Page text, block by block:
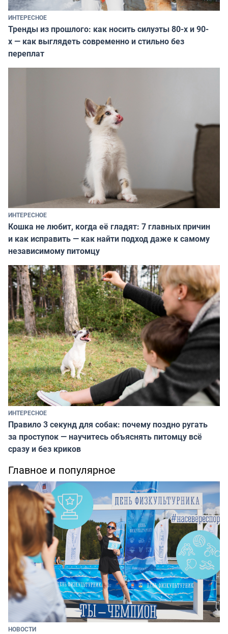
ИНТЕРЕСНОЕ
Тренды из прошлого: как носить силуэты 80-х и 90-
х — как выглядеть современно и стильно без
переплат
ИНТЕРЕСНОЕ
Кошка не любит, когда её гладят: 7 главных причин
и как исправить — как найти подход даже к самому
независимому питомцу
ИНТЕРЕСНОЕ
Правило 3 секунд для собак: почему поздно ругать
за проступок — научитесь объяснять питомцу всё
сразу и без криков
Главное и популярное
НОВОСТИ